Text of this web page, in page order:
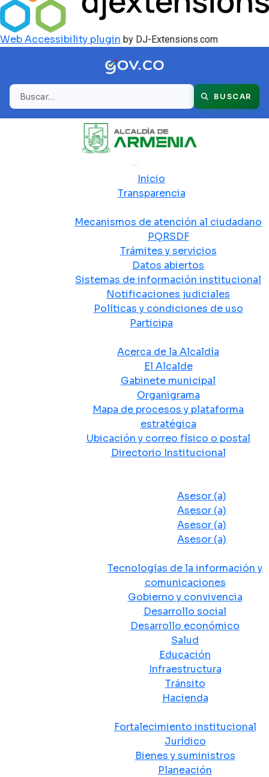
Web Accessibility plugin by DJ-Extensions.com
Buscar BUSCAR
Inicio
Transparencia
Mecanismos de atención al ciudadano
PQRSDF
Trámites y servicios
Datos abiertos
Sistemas de información institucional
Notificaciones judiciales
Políticas y condiciones de uso
Participa
Acerca de la Alcaldía
El Alcalde
Gabinete municipal
Organigrama
Mapa de procesos y plataforma
estratégica
Ubicación y correo físico o postal
Directorio Institucional
Asesor (a)
Asesor (a)
Asesor (a)
Asesor (a)
Tecnologías de la información y
comunicaciones
Gobierno y convivencia
Desarrollo social
Desarrollo económico
Salud
Educación
Infraestructura
Tránsito
Hacienda
Fortalecimiento institucional
Jurídico
Bienes y suministros
Planeación